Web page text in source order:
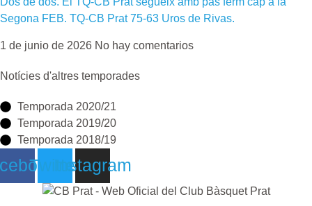
Segona FEB. TQ-CB Prat 75-63 Uros de Rivas.
1 de junio de 2026 No hay comentarios
Notícies d'altres temporades
Temporada 2020/21
Temporada 2019/20
Temporada 2018/19
TwitterInstagram